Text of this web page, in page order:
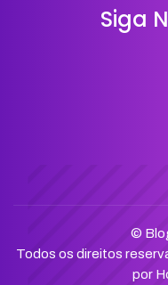
Siga
©
Todos os direitos
por